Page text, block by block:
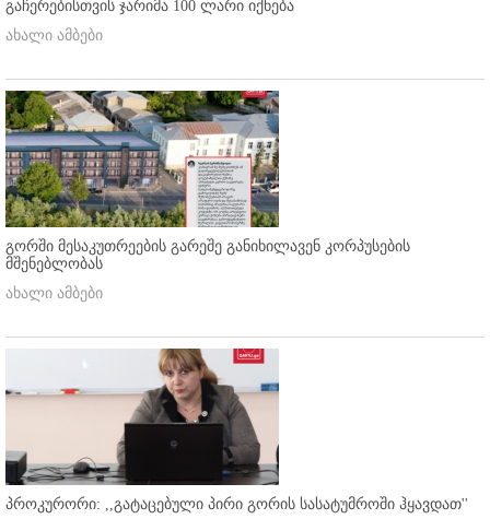
გაჩერებისთვის ჯარიმა 100 ლარი იქნება
ახალი ამბები
გორში მესაკუთრეების გარეშე განიხილავენ კორპუსების
მშენებლობას
ახალი ამბები
პროკურორი: ,,გატაცებული პირი გორის სასატუმროში ჰყავდათ''